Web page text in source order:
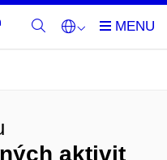
aktivit